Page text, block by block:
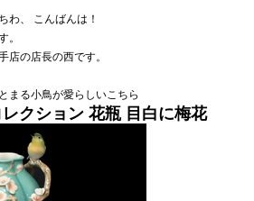
わ、
こんばんは！
。
店の店長の西です。
まる小鳥が愛らしいこちら
クション 花瓶 目白に梅花